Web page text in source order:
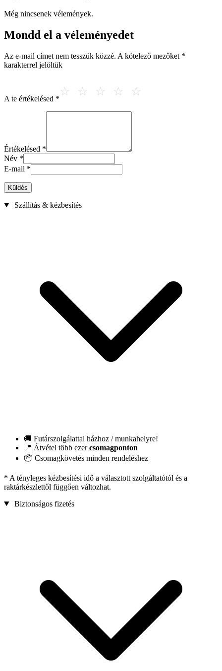
Még nincsenek vélemények.
Mondd el a véleményedet
Az e-mail címet nem tesszük közzé. A kötelező mezőket *
karakterrel jelöltük
A te értékelésed *
Értékelésed *
Név *
E-mail *
Küldés
Szállítás & kézbesítés
🚚 Futárszolgálattal házhoz / munkahelyre!
📍 Átvétel több ezercsomagponton
📦 Csomagkövetés minden rendeléshez
* A tényleges kézbesítési idő a választott szolgáltatótól és a
raktárkészlettől függően változhat.
Biztonságos fizetés